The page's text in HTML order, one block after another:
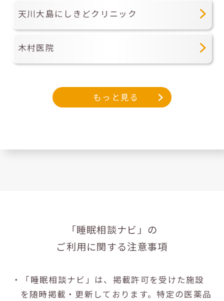
天川大島にしきどクリニック
木村医院
もっと見る
「睡眠相談ナビ」の
ご利用に関する注意事項
・「睡眠相談ナビ」は、掲載許可を受けた施設
を随時掲載・更新しております。特定の医薬品